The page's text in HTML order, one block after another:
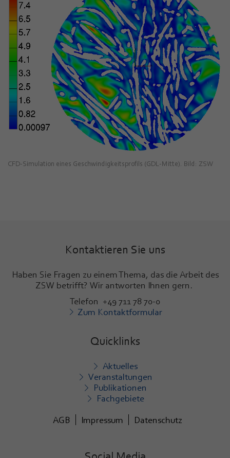
CFD-Simulation eines Geschwindigkeitsprofils (GDL-Mitte). Bild: ZSW
Kontaktieren Sie uns
Haben Sie Fragen zu einem Thema, das die Arbeit des
ZSW betrifft? Wir antworten Ihnen gern.
Telefon +49 711 78 70-0
Zum Kontaktformular
Quicklinks
Aktuelles
Veranstaltungen
Publikationen
Fachgebiete
AGB
Impressum Datenschutz